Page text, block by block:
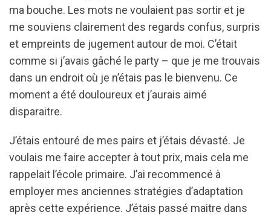
ma bouche. Les mots ne voulaient pas sortir et je
me souviens clairement des regards confus, surpris
et empreints de jugement autour de moi. C’était
comme si j’avais gâché le party – que je me trouvais
dans un endroit où je n’étais pas le bienvenu. Ce
moment a été douloureux et j’aurais aimé
disparaitre.
J’étais entouré de mes pairs et j’étais dévasté. Je
voulais me faire accepter à tout prix, mais cela me
rappelait l’école primaire. J’ai recommencé à
employer mes anciennes stratégies d’adaptation
après cette expérience. J’étais passé maitre dans